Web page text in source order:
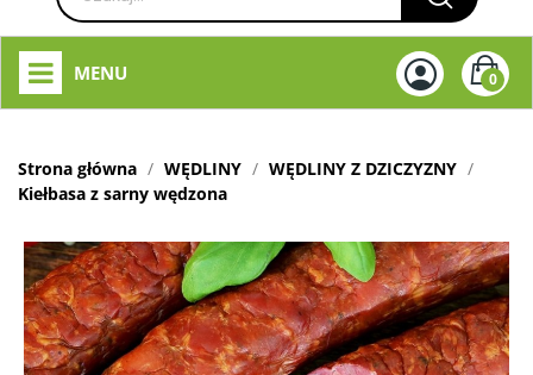
0
MENU
Strona główna WĘDLINY
WĘDLINY Z DZICZYZNY
Kiełbasa z sarny wędzona